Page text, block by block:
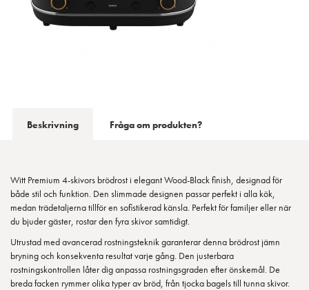
Beskrivning Fråga om produkten?
Witt Premium 4-skivors brödrost i elegant Wood-Black finish, designad för
både stil och funktion. Den slimmade designen passar perfekt i alla kök,
medan trädetaljerna tillför en sofistikerad känsla. Perfekt för familjer eller när
du bjuder gäster, rostar den fyra skivor samtidigt.
Utrustad med avancerad rostningsteknik garanterar denna brödrost jämn
bryning och konsekventa resultat varje gång. Den justerbara
rostningskontrollen låter dig anpassa rostningsgraden efter önskemål. De
breda facken rymmer olika typer av bröd, från tjocka bagels till tunna skivor.